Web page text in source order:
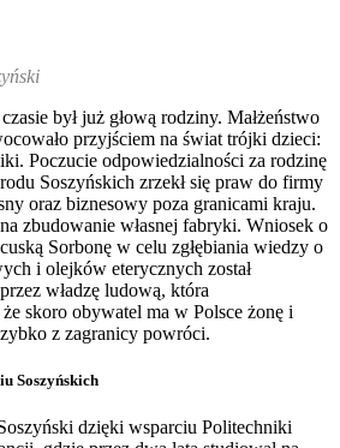
był już głową rodziny. Małżeństwo
przyjściem na świat trójki dzieci:
Poczucie odpowiedzialności za rodzinę
Soszyńskich zrzekł się praw do firmy
oraz biznesowy poza granicami kraju.
zbudowanie własnej fabryki. Wniosek o
Sorbonę w celu zgłębiania wiedzy o
i olejków eterycznych został
władzę ludową, która
skoro obywatel ma w Polsce żonę i
z zagranicy powróci.
Soszyńskich
dzięki wsparciu Politechniki